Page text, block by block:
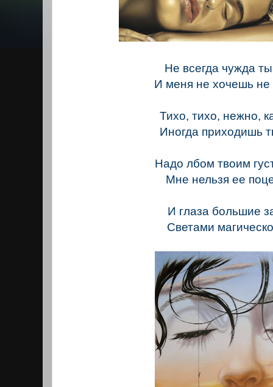
Не всегда чужда
И меня не хочешь не
Тихо, тихо, нежно,
Иногда приходишь
Надо лбом твоим
Мне нельзя ее
И глаза большие
Светами